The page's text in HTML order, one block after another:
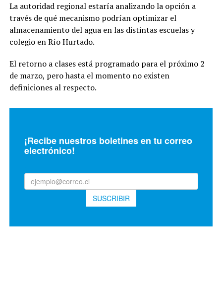
La autoridad regional estaría analizando la opción a
través de qué mecanismo podrían optimizar el
almacenamiento del agua en las distintas escuelas y
colegio en Río Hurtado.
El retorno a clases está programado para el próximo 2
de marzo, pero hasta el momento no existen
definiciones al respecto.